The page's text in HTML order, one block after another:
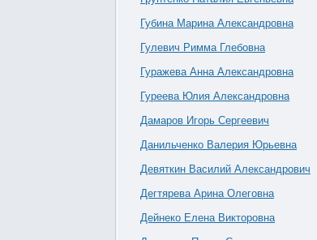
Губина Марина Александровна
Гулевич Римма Глебовна
Гуражева Анна Александровна
Гуреева Юлия Александровна
Дамаров Игорь Сергеевич
Данильченко Валерия Юрьевна
Девяткин Василий Александрович
Дегтярева Арина Олеговна
Дейнеко Елена Викторовна